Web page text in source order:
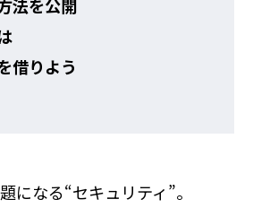
法を公開
借りよう
になる“セキュリティ”。